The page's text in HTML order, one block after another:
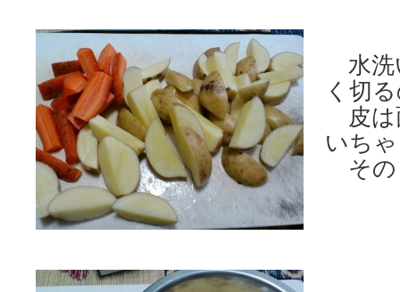
水洗
く切
皮は
いち
その